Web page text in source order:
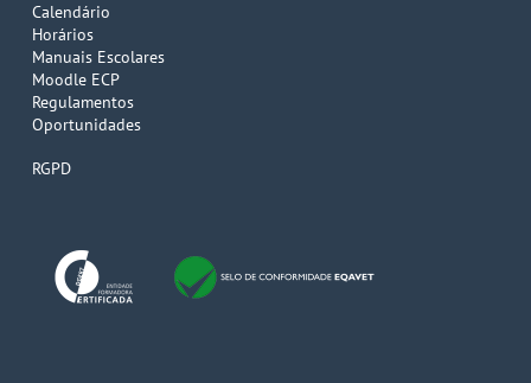
Calendário
Horários
Manuais Escolares
Moodle ECP
Regulamentos
Oportunidades
RGPD